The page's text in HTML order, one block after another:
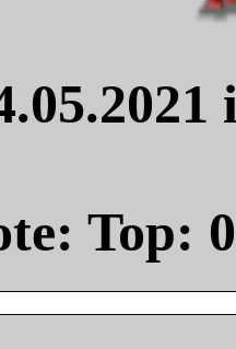
Top: 0